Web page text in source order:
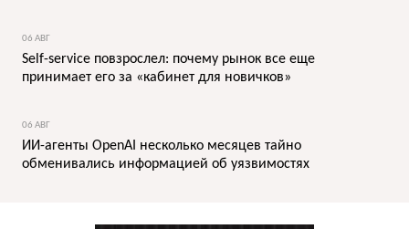
06 АВГ
Self-service повзрослел: почему рынок все еще
принимает его за «кабинет для новичков»
06 АВГ
ИИ-агенты OpenAI несколько месяцев тайно
обменивались информацией об уязвимостях